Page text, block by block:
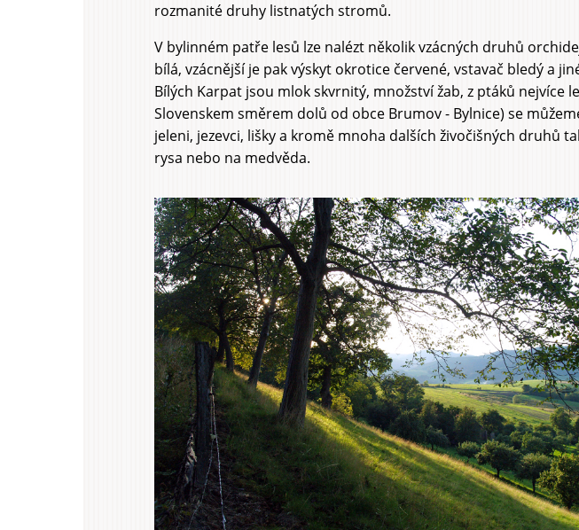
rozmanité druhy listnatých stromů.
V bylinném patře lesů lze nalézt několik vzácných druhů
bílá, vzácnější je pak výskyt okrotice červené, vstavač bledý a
Bílých Karpat jsou mlok skvrnitý, množství žab, z ptáků nejvíce
Slovenskem směrem dolů od obce Brumov - Bylnice) se
jeleni, jezevci, lišky a kromě mnoha dalších živočišných druhů
rysa nebo na medvěda.